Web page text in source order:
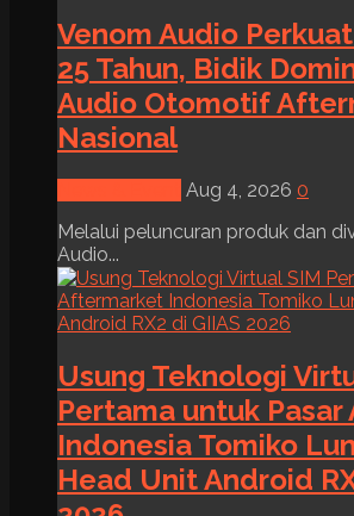
Venom Audio
25 Tahun, Bidik
Audio Otomotif
Nasional
Aug 4, 2026 0
Melalui peluncuran produk dan
Audio...
Usung Teknologi
Pertama untuk
Indonesia Tomiko
Head Unit Android